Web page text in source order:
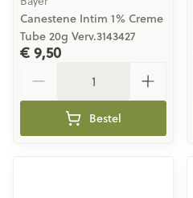
Canestene Intim 1% Creme
Tube 20g Verv.3143427
€ 9,50
Bestel